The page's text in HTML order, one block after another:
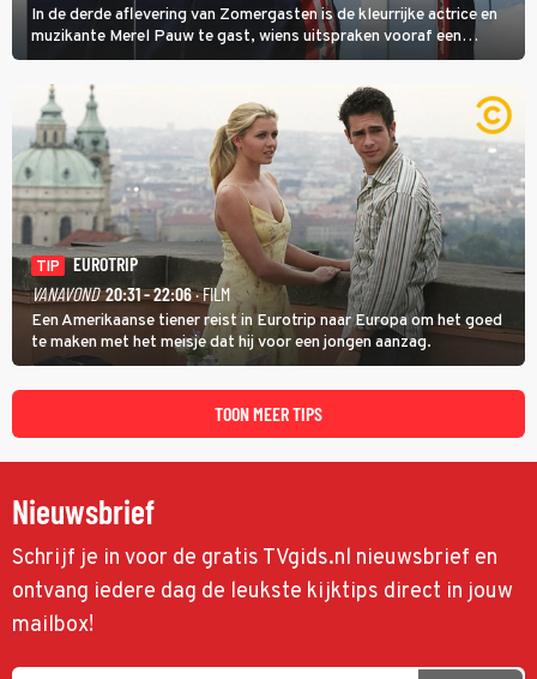
In de derde aflevering van Zomergasten is de kleurrijke actrice en
muzikante Merel Pauw te gast, wiens uitspraken vooraf een
boeiende avond beloven: 'Mijn ideale televisieavond is zoals mijn
identiteit: grenzeloos, absurd en vol angsten'.
TIP
EUROTRIP
VANAVOND 20:31 - 22:06· FILM
Een Amerikaanse tiener reist in Eurotrip naar Europa om het goed
te maken met het meisje dat hij voor een jongen aanzag.
TOON MEER TIPS
Nieuwsbrief
Schrijf je in voor de gratis TVgids.nl nieuwsbrief en
ontvang iedere dag de leukste kijktips direct in jouw
mailbox!